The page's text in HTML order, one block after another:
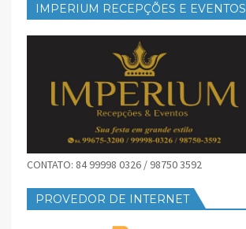
IMPERIUM RECEPÇÕES E EVENTOS
CONTATO: 84 99998 0326 / 98750 3592
PROVEDOR DE INTERNET